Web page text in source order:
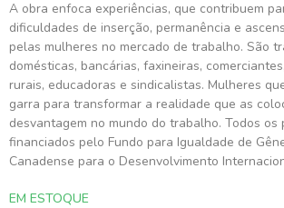
A obra enfoca experiências, que contribuem
dificuldades de inserção, permanência e
pelas mulheres no mercado de trabalho. São
domésticas, bancárias, faxineiras,
rurais, educadoras e sindicalistas. Mulheres
garra para transformar a realidade que as
desvantagem no mundo do trabalho. Todos os
financiados pelo Fundo para Igualdade de
Canadense para o Desenvolvimento
EM ESTOQUE